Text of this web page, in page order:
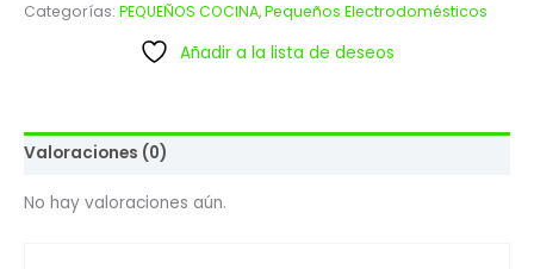
Categorías: PEQUEÑOS COCINA,Pequeños Electrodomésticos
Añadir a la lista de deseos
Valoraciones (0)
No hay valoraciones aún.